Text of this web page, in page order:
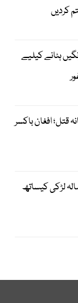
کردیں
ہٹانے کیلیے
قتل؛ افغان باکسر
کے معروف ساحل پر 20 سالہ لڑکی کیساتھ